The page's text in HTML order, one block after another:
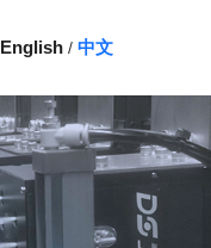
English / 中文